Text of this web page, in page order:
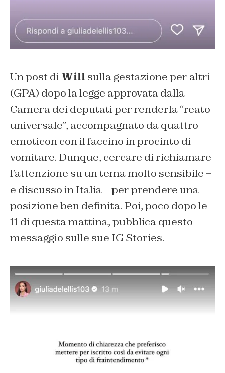
Un post diWill sulla gestazione per altri
(GPA) dopo la legge approvata dalla
Camera dei deputati per renderla “reato
universale”, accompagnato da quattro
emoticon con il faccino in procinto di
vomitare. Dunque, cercare di richiamare
l’attenzione su un tema molto sensibile –
e discusso in Italia – per prendere una
posizione ben definita. Poi, poco dopo le
11 di questa mattina, pubblica questo
messaggio sulle sue IG Stories.